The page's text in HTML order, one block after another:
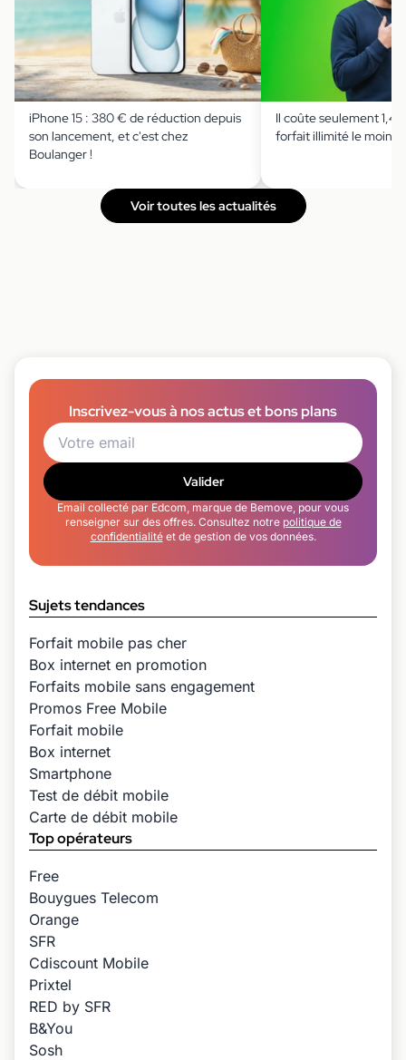
iPhone 15 : 380 € de réduction depuis
son lancement, et c'est chez
Boulanger !
Il coûte seulement
forfait illimité le moins
Voir toutes les actualités
Inscrivez-vous à nos actus et bons plans
Valider
Email collecté par Edcom, marque de Bemove, pour vous
renseigner sur des offres. Consultez notre politique de
confidentialitéet de gestion de vos données.
Sujets tendances
Forfait mobile pas cher
Box internet en promotion
Forfaits mobile sans engagement
Promos Free Mobile
Forfait mobile
Box internet
Smartphone
Test de débit mobile
Carte de débit mobile
Top opérateurs
Free
Bouygues Telecom
Orange
SFR
Cdiscount Mobile
Prixtel
RED by SFR
B&You
Sosh